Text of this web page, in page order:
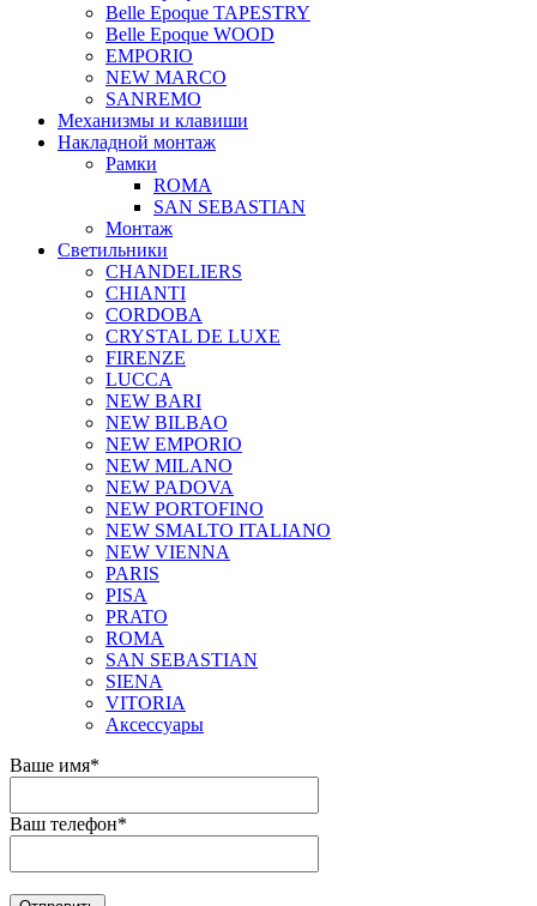
Belle Epoque TAPESTRY
Belle Epoque WOOD
EMPORIO
NEW MARCO
SANREMO
Механизмы и клавиши
Накладной монтаж
Рамки
ROMA
SAN SEBASTIAN
Монтаж
Светильники
CHANDELIERS
CHIANTI
CORDOBA
CRYSTAL DE LUXE
FIRENZE
LUCCA
NEW BARI
NEW BILBAO
NEW EMPORIO
NEW MILANO
NEW PADOVA
NEW PORTOFINO
NEW SMALTO ITALIANO
NEW VIENNA
PARIS
PISA
PRATO
ROMA
SAN SEBASTIAN
SIENA
VITORIA
Аксессуары
Ваше имя*
Ваш телефон*